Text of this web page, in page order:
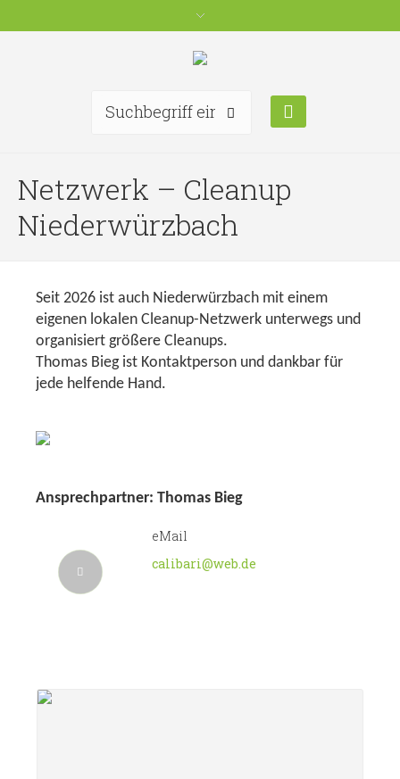
Netzwerk – Cleanup
Niederwürzbach
Seit 2026 ist auch Niederwürzbach mit einem
eigenen lokalen Cleanup-Netzwerk unterwegs und
organisiert größere Cleanups.
Thomas Bieg ist Kontaktperson und dankbar für
jede helfende Hand.
Ansprechpartner: Thomas Bieg
eMail
calibari@web.de